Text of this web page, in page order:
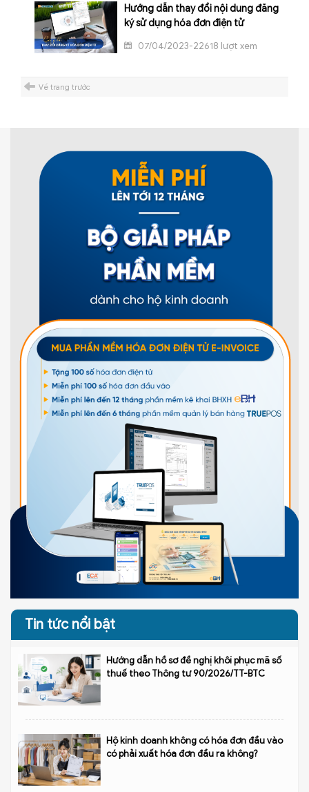
Hướng dẫn thay đổi nội dung đăng
ký sử dụng hóa đơn điện tử
07/04/2023-22618 lượt xem
Về trang trước
Tin tức nổi bật
Hướng dẫn hồ sơ đề nghị khôi phục mã số
thuế theo Thông tư 90/2026/TT-BTC
Hộ kinh doanh không có hóa đơn đầu vào
có phải xuất hóa đơn đầu ra không?